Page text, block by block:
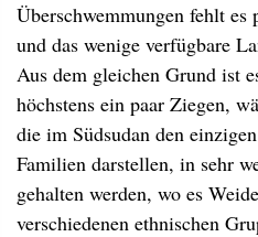
Überschwemmungen fehlt es
und das wenige verfügbare
Aus dem gleichen Grund ist
höchstens ein paar Ziegen,
die im Südsudan den
Familien darstellen, in sehr
gehalten werden, wo es
verschiedenen ethnischen